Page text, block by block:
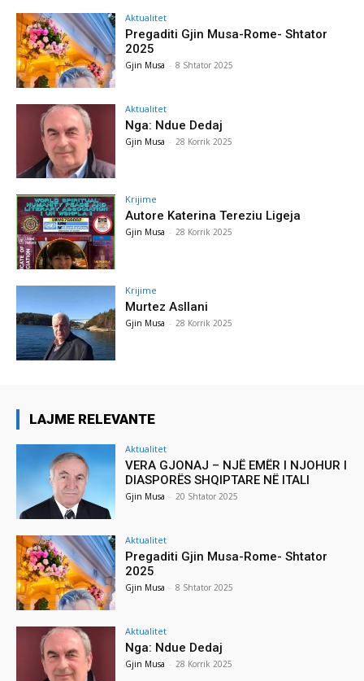
Aktualitet
Pregaditi Gjin Musa-Rome- Shtator
2025
Gjin Musa - 8 Shtator 2025
Aktualitet
Nga: Ndue Dedaj
Gjin Musa - 28 Korrik 2025
Krijime
Autore Katerina Tereziu Ligeja
Gjin Musa - 28 Korrik 2025
Krijime
Murtez Asllani
Gjin Musa - 28 Korrik 2025
LAJME RELEVANTE
Aktualitet
VERA GJONAJ – NJË EMËR I NJOHUR I
DIASPORËS SHQIPTARE NË ITALI
Gjin Musa - 20 Shtator 2025
Aktualitet
Pregaditi Gjin Musa-Rome- Shtator
2025
Gjin Musa - 8 Shtator 2025
Aktualitet
Nga: Ndue Dedaj
Gjin Musa - 28 Korrik 2025